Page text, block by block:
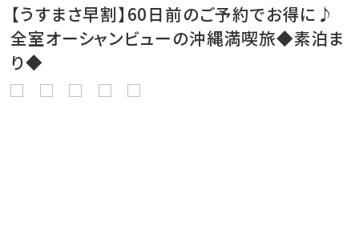
【うすまさ早割】60日前のご予約でお得に♪
全室オーシャンビューの沖縄満喫旅◆素泊ま
り◆